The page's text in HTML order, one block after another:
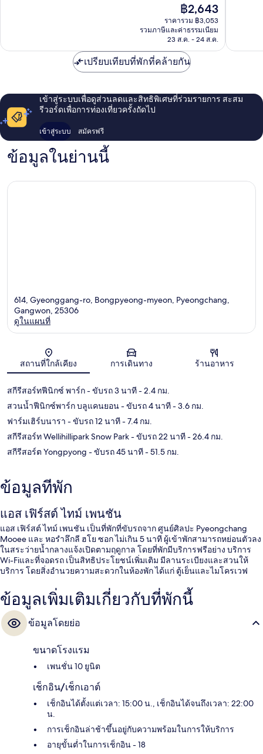
ราคา
ปัจจุบัน
คือ
฿2,643
฿2,643
ราคารวม ฿3,053
รวมภาษีและค่าธรรมเนียม
23 ส.ค. - 24 ส.ค.
เปรียบเทียบที่พักที่คล้ายกัน
เข้าสู่ระบบเพื่อดูส่วนลดและสิทธิพิเศษที่ร่วมรายการ สะสม
รีวอร์ดเพื่อการท่องเที่ยวครั้งถัดไป
เข้าสู่ระบบ สมัครฟรี
ข้อมูลในย่านนี้
แผนที่
614, Gyeonggang-ro, Bongpyeong-myeon, Pyeongchang,
Gangwon, 25306
ดูในแผนที่
สถานที่ใกล้เคียง การเดินทาง ร้านอาหาร
สกีรีสอร์ทฟีนิกซ์ พาร์ก- ขับรถ 3 นาที- 2.4 กม.
สวนน้ำฟีนิกซ์พาร์ก บลูแคนยอน- ขับรถ 4 นาที- 3.6 กม.
ฟาร์มเฮิร์บนารา - ขับรถ 12 นาที- 7.4 กม.
สกีรีสอร์ท Wellihillipark Snow Park- ขับรถ 22 นาที- 26.4 กม.
สกีรีสอร์ต Yongpyong - ขับรถ 45 นาที- 51.5 กม.
ข้อมูลที่พัก
แอส เฟิร์สต์ ไทม์ เพนชัน
แอส เฟิร์สต์ ไทม์ เพนชัน เป็นที่พักที่ขับรถจาก ศูนย์ศิลปะ Pyeongchang
Mooee และ หอรำลึกลี ฮโย ซอก ไม่เกิน 5 นาที ผู้เข้าพักสามารถหย่อนตัวลง
ในสระว่ายน้ำกลางแจ้งเปิดตามฤดูกาล โดยที่พักมีบริการฟรีอย่าง บริการ
Wi-Fiและที่จอดรถ เป็นสิทธิประโยชน์เพิ่มเติม มีลานระเบียงและสวนให้
บริการ โดยสิ่งอำนวยความสะดวกในห้องพัก ได้แก่ ตู้เย็นและไมโครเวฟ
ข้อมูลเพิ่มเติมเกี่ยวกับที่พักนี้
ข้อมูลโดยย่อ
ขนาดโรงแรม
เพนชั่น 10 ยูนิต
เช็กอิน/เช็กเอาต์
เช็กอินได้ตั้งแต่เวลา: 15:00 น., เช็กอินได้จนถึงเวลา: 22:00
น.
การเช็กอินล่าช้าขึ้นอยู่กับความพร้อมในการให้บริการ
อายุขั้นต่ำในการเช็กอิน - 18